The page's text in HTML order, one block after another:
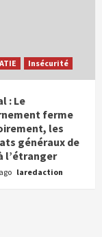
Insécurité
: Le
ferme
les
généraux de
l’étranger
laredaction